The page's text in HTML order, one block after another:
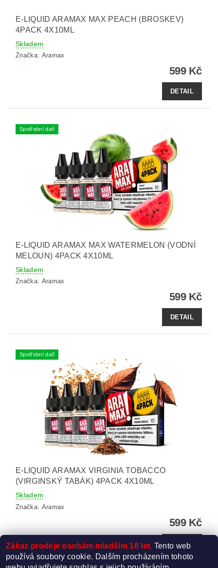
E-LIQUID ARAMAX MAX PEACH (BROSKEV)
4PACK 4X10ML
Skladem
Značka: Aramax
599 Kč
DETAIL
Spotřební daň
E-LIQUID ARAMAX MAX WATERMELON (VODNÍ
MELOUN) 4PACK 4X10ML
Skladem
Značka: Aramax
599 Kč
DETAIL
Spotřební daň
E-LIQUID ARAMAX VIRGINIA TOBACCO
(VIRGINSKÝ TABÁK) 4PACK 4X10ML
Skladem
Značka: Aramax
599 Kč
DETAIL
Zákaz prodeje osobám mladším 18 let. Tento web
používá soubory cookie. Dalším procházením tohoto